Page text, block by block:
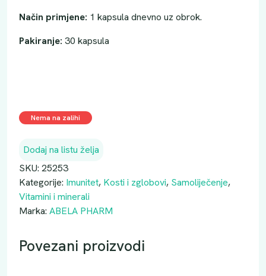
Način primjene: 1 kapsula dnevno uz obrok.
Pakiranje: 30 kapsula
Nema na zalihi
Dodaj na listu želja
SKU: 25253
Kategorije: Imunitet, Kosti i zglobovi, Samoliječenje,
Vitamini i minerali
Marka: ABELA PHARM
Povezani proizvodi